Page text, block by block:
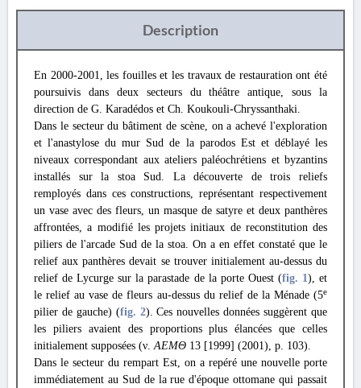
Description
En 2000-2001, les fouilles et les travaux de restauration ont été
poursuivis dans deux secteurs du théâtre antique, sous la
direction de G. Karadédos et Ch. Koukouli-Chryssanthaki.
Dans le secteur du bâtiment de scène, on a achevé l'exploration
et l'anastylose du mur Sud de la parodos Est et déblayé les
niveaux correspondant aux ateliers paléochrétiens et byzantins
installés sur la stoa Sud. La découverte de trois reliefs
remployés dans ces constructions, représentant respectivement
un vase avec des fleurs, un masque de satyre et deux panthères
affrontées, a modifié les projets initiaux de reconstitution des
piliers de l'arcade Sud de la stoa. On a en effet constaté que le
relief aux panthères devait se trouver initialement au-dessus du
relief de Lycurge sur la parastade de la porte Ouest (fig. 1), et
le relief au vase de fleurs au-dessus du relief de la Ménade (5e
pilier de gauche) (fig. 2). Ces nouvelles données suggèrent que
les piliers avaient des proportions plus élancées que celles
initialement supposées (ν.ΑΕΜΘ 13 [1999] (2001), p. 103).
Dans le secteur du rempart Est, on a repéré une nouvelle porte
immédiatement au Sud de la rue d'époque ottomane qui passait